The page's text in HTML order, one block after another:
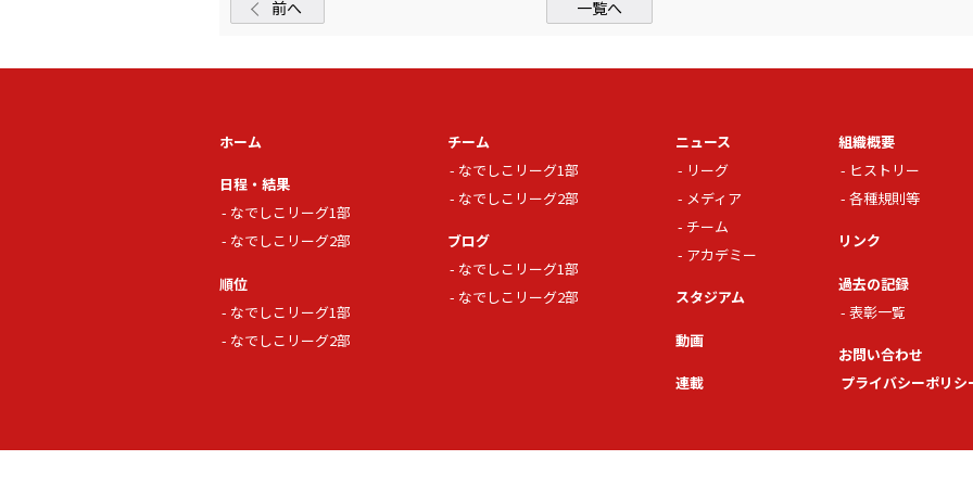
前へ 一覧へ
ホーム
日程・結果
なでしこリーグ1部
なでしこリーグ2部
順位
なでしこリーグ1部
なでしこリーグ2部
チーム
なでしこリーグ1部
なでしこリーグ2部
ブログ
なでしこリーグ1部
なでしこリーグ2部
ニュース
リーグ
メディア
チーム
アカデミー
スタジアム
動画
連載
組織概要
ヒストリー
各種規則等
リンク
過去の記録
表彰一覧
お問い合わせ
プライバシーポリシ